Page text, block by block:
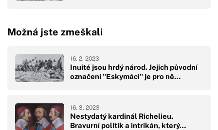
Možná jste zmeškali
Inuité jsou hrdý národ. Jejich původní
označení "Eskymáci" je pro ně…
16. 2. 2023
Nestydatý kardinál Richelieu.
Bravurní politik a intrikán, který…
16. 3. 2023